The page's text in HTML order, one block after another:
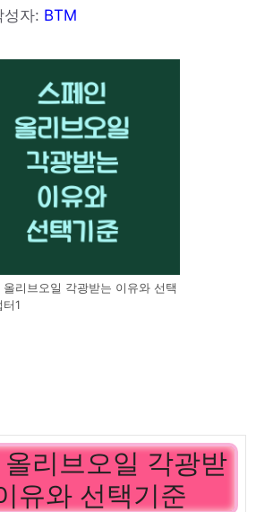
성자: BTM
올리브오일 각광받는 이유와 선택
터1
리브오일 각광받
유와 선택기준